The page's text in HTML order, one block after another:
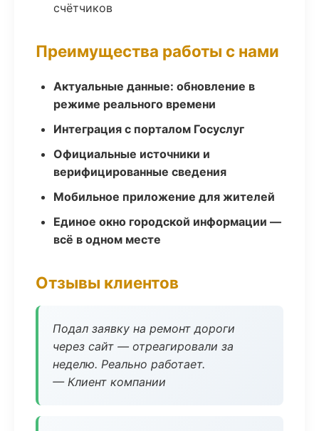
счётчиков
Преимущества работы с нами
Актуальные данные: обновление в
режиме реального времени
Интеграция с порталом Госуслуг
Официальные источники и
верифицированные сведения
Мобильное приложение для жителей
Единое окно городской информации —
всё в одном месте
Отзывы клиентов
Подал заявку на ремонт дороги
через сайт — отреагировали за
неделю. Реально работает.
— Клиент компании